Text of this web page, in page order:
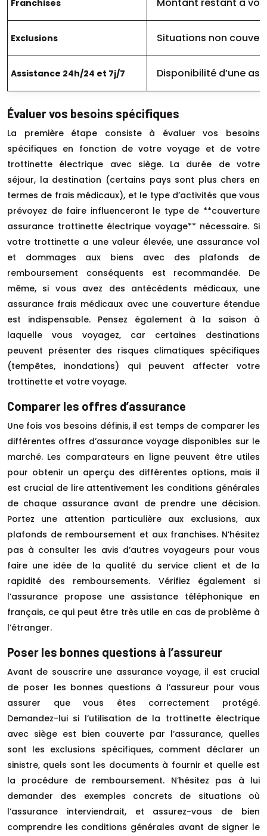
Franchises
Exclusions Situations non
Assistance 24h/24 et 7j/7 Disponibilité d’une
Évaluer vos besoins spécifiques
La première étape consiste à évaluer vos besoins
spécifiques en fonction de votre voyage et de votre
trottinette électrique avec siège. La durée de votre
séjour, la destination (certains pays sont plus chers en
termes de frais médicaux), et le type d’activités que vous
prévoyez de faire influenceront le type de **couverture
assurance trottinette électrique voyage** nécessaire. Si
votre trottinette a une valeur élevée, une assurance vol
et dommages aux biens avec des plafonds de
remboursement conséquents est recommandée. De
même, si vous avez des antécédents médicaux, une
assurance frais médicaux avec une couverture étendue
est indispensable. Pensez également à la saison à
laquelle vous voyagez, car certaines destinations
peuvent présenter des risques climatiques spécifiques
(tempêtes, inondations) qui peuvent affecter votre
trottinette et votre voyage.
Comparer les offres d’assurance
Une fois vos besoins définis, il est temps de comparer les
différentes offres d’assurance voyage disponibles sur le
marché. Les comparateurs en ligne peuvent être utiles
pour obtenir un aperçu des différentes options, mais il
est crucial de lire attentivement les conditions générales
de chaque assurance avant de prendre une décision.
Portez une attention particulière aux exclusions, aux
plafonds de remboursement et aux franchises. N’hésitez
pas à consulter les avis d’autres voyageurs pour vous
faire une idée de la qualité du service client et de la
rapidité des remboursements. Vérifiez également si
l’assurance propose une assistance téléphonique en
français, ce qui peut être très utile en cas de problème à
l’étranger.
Poser les bonnes questions à l’assureur
Avant de souscrire une assurance voyage, il est crucial
de poser les bonnes questions à l’assureur pour vous
assurer que vous êtes correctement protégé.
Demandez-lui si l’utilisation de la trottinette électrique
avec siège est bien couverte par l’assurance, quelles
sont les exclusions spécifiques, comment déclarer un
sinistre, quels sont les documents à fournir et quelle est
la procédure de remboursement. N’hésitez pas à lui
demander des exemples concrets de situations où
l’assurance interviendrait, et assurez-vous de bien
comprendre les conditions générales avant de signer le